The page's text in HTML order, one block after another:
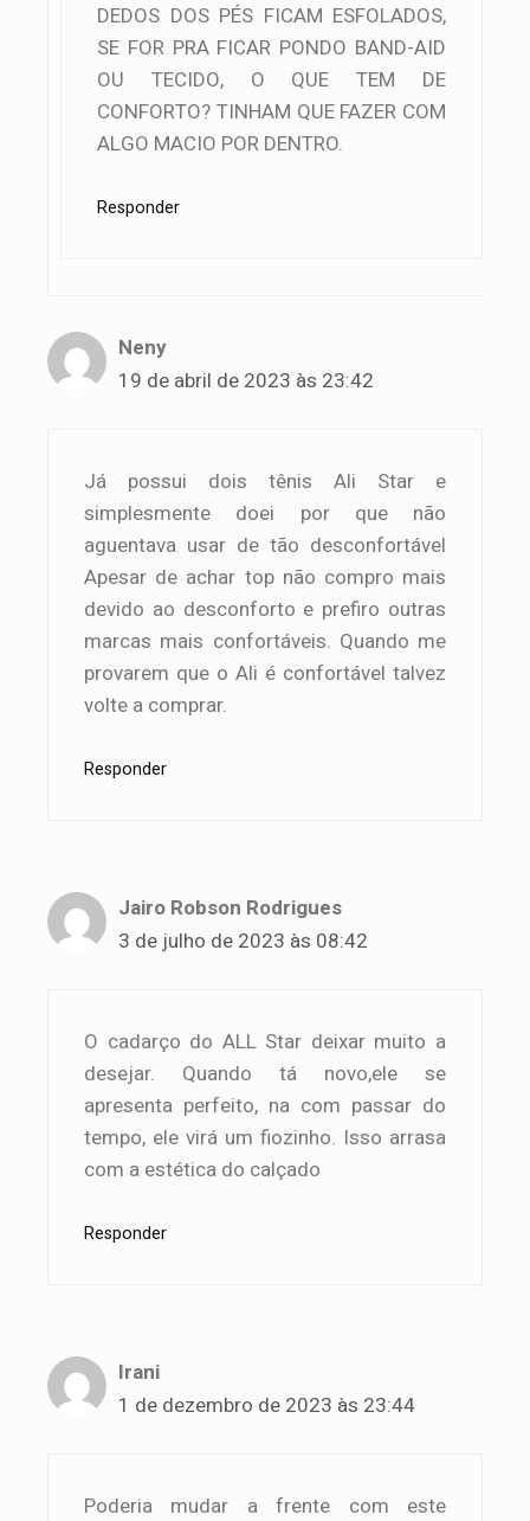
DEDOS DOS PÉS FICAM ESFOLADOS,
SE FOR PRA FICAR PONDO BAND-AID
OU TECIDO, O QUE TEM DE
CONFORTO? TINHAM QUE FAZER COM
ALGO MACIO POR DENTRO.
Responder
Neny
19 de abril de 2023 às 23:42
Já possui dois tênis Ali Star e
simplesmente doei por que não
aguentava usar de tão desconfortável
Apesar de achar top não compro mais
devido ao desconforto e prefiro outras
marcas mais confortáveis. Quando me
provarem que o Ali é confortável talvez
volte a comprar.
Responder
Jairo Robson Rodrigues
3 de julho de 2023 às 08:42
O cadarço do ALL Star deixar muito a
desejar. Quando tá novo,ele se
apresenta perfeito, na com passar do
tempo, ele virá um fiozinho. Isso arrasa
com a estética do calçado
Responder
Irani
1 de dezembro de 2023 às 23:44
Poderia mudar a frente com este